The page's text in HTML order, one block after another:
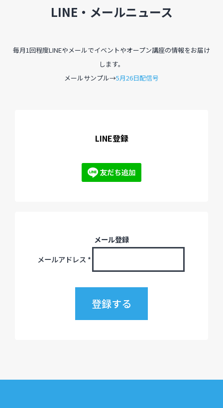
LINE・メールニュース
毎月1回程度LINEやメールでイベントやオープン講座の情報をお届け
します。
メールサンプル→5月26日配信号
LINE登録
メール登録
メールアドレス *